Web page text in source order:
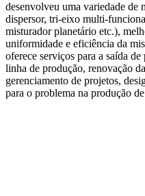
desenvolveu uma variedade de
dispersor, tri-eixo multi-
misturador planetário etc.),
uniformidade e eficiência da
oferece serviços para a saída
linha de produção, renovação
gerenciamento de projetos,
para o problema na produção